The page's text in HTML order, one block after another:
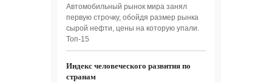
Автомобильный рынок мира занял
первую строчку, обойдя размер рынка
сырой нефти, цены на которую упали.
Топ-15
Индекс человеческого развития по
странам